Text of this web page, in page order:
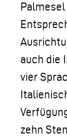
auch die
vier
zehn